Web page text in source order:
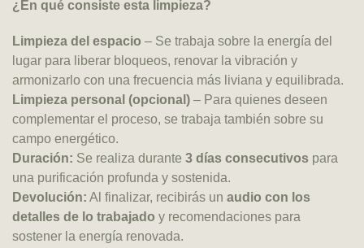
¿En qué consiste esta limpieza?
Limpieza del espacio – Se trabaja sobre la energía del
lugar para liberar bloqueos, renovar la vibración y
armonizarlo con una frecuencia más liviana y equilibrada.
Limpieza personal (opcional) – Para quienes deseen
complementar el proceso, se trabaja también sobre su
campo energético.
Duración: Se realiza durante 3 días consecutivos para
una purificación profunda y sostenida.
Devolución: Al finalizar, recibirás un audio con los
detalles de lo trabajado y recomendaciones para
sostener la energía renovada.